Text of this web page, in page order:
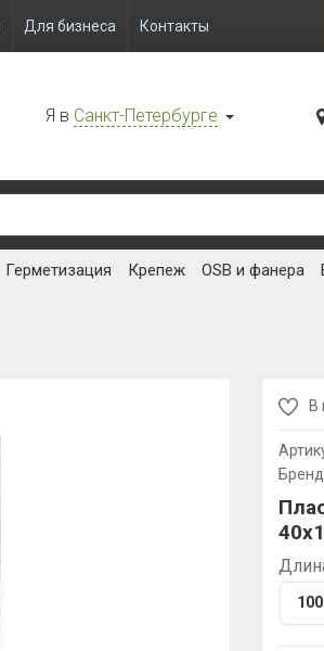
Для бизнеса Контакты
Я в Санкт-Петербурге
Герметизация Крепеж OSB и фанера
В